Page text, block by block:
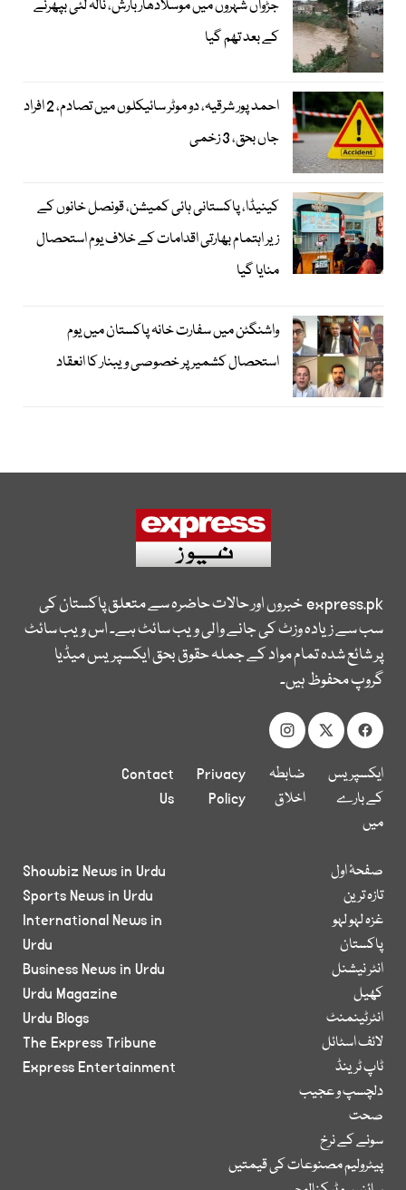
جڑواں شہروں میں موسلادھار بارش، نالہ لئی بپھرنے
کے بعد تھم گیا
احمد پور شرقیہ، دو موٹر سائیکلوں میں تصادم، 2 افراد
جاں بحق، 3 زخمی
کینیڈا، پاکستانی ہائی کمیشن، قونصل خانوں کے
زیر اہتمام بھارتی اقدامات کے خلاف یوم استحصال
منایا گیا
واشنگٹن میں سفارت خانہ پاکستان میں یوم
استحصال کشمیر پر خصوصی ویبنار کا انعقاد
express.pkخبروں اور حالات حاضرہ سے متعلق پاکستان کی
سب سے زیادہ وزٹ کی جانے والی ویب سائٹ ہے۔ اس ویب سائٹ
پر شائع شدہ تمام مواد کے جملہ حقوق بحق ایکسپریس میڈیا
گروپ محفوظ ہیں۔
ایکسپریس
کے بارے
میں
ضابطہ
اخلاق
Privacy
Policy
Contact
Us
صفحۂ اول
تازہ ترین
غزہ لہو لہو
پاکستان
انٹر نیشنل
کھیل
انٹرٹینمنٹ
لائف اسٹائل
ٹاپ ٹرینڈ
دلچسپ و عجیب
صحت
سونے کے نرخ
پیٹرولیم مصنوعات کی قیمتیں
Showbiz News in Urdu
Sports News in Urdu
International News in
Urdu
Business News in Urdu
Urdu Magazine
Urdu Blogs
The Express Tribune
Express Entertainment